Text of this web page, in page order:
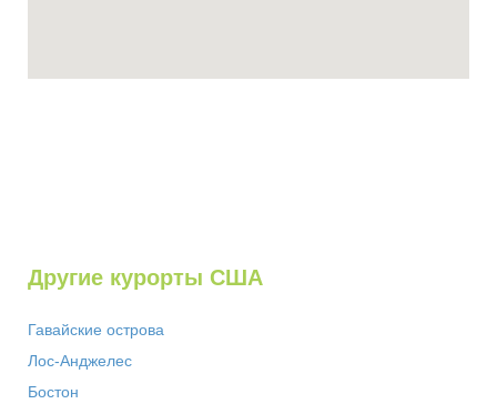
Другие курорты США
Гавайские острова
Лос-Анджелес
Бостон